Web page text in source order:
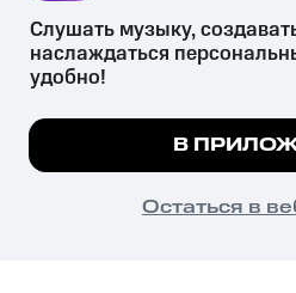
психотропных веществ, их
их незаконный оборот запрещён и
законодательством
© 2026 ООО «КИОН».
Все права защищены
Мы используем куки, чтобы
Подробнее
Слушать музыку,
наслаждаться
удобно!
В
Остаться в